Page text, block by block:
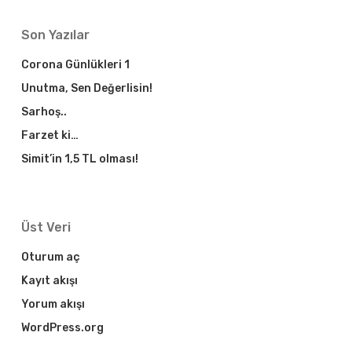
Son Yazılar
Corona Günlükleri 1
Unutma, Sen Değerlisin!
Sarhoş..
Farzet ki…
Simit’in 1,5 TL olması!
Üst Veri
Oturum aç
Kayıt akışı
Yorum akışı
WordPress.org